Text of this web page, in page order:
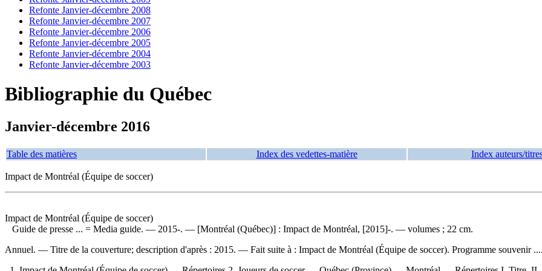
Refonte Janvier-décembre 2008
Refonte Janvier-décembre 2007
Refonte Janvier-décembre 2006
Refonte Janvier-décembre 2005
Refonte Janvier-décembre 2004
Refonte Janvier-décembre 2003
Bibliographie du Québec
Janvier-décembre 2016
Table des matières Index des vedettes-matière Index auteurs/
Impact de Montréal (Équipe de soccer)
Impact de Montréal (Équipe de soccer)
Guide de presse ... = Media guide. — 2015-. — [Montréal (Québec)] : Impact de Montréal, [2015]-. — volumes ; 22 cm.
Annuel. — Titre de la couverture; description d'après : 2015. — Fait suite à : Impact de Montréal (Équipe de soccer). Programme souvenir ....